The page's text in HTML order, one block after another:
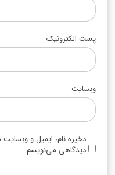
پست الکترونیک
وبسایت
ذخیره نام، ایمیل و وبسایت
دیدگاهی می‌نویسم.